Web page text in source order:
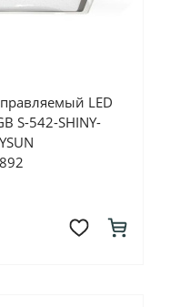
LED
S-542-SHINY-